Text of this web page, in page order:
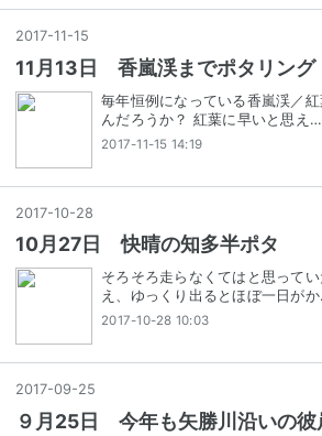
2017-11 -15
11月13日 香嵐渓までポタリング
毎年恒例になっている香嵐渓／
んだろうか？ 紅葉に早いと思え…
2017-11-15 14:19
2017-10-28
10月27日 快晴の知多半ポタ
そろそろ走らなくてはと思って
え、ゆっくり出るとほぼ一日が
2017-10-28 10:03
2017-09-25
９月25日 今年も矢勝川沿いの彼